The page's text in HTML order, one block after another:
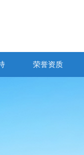
荣誉资质